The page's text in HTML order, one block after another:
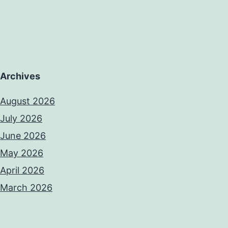
Archives
August 2026
July 2026
June 2026
May 2026
April 2026
March 2026